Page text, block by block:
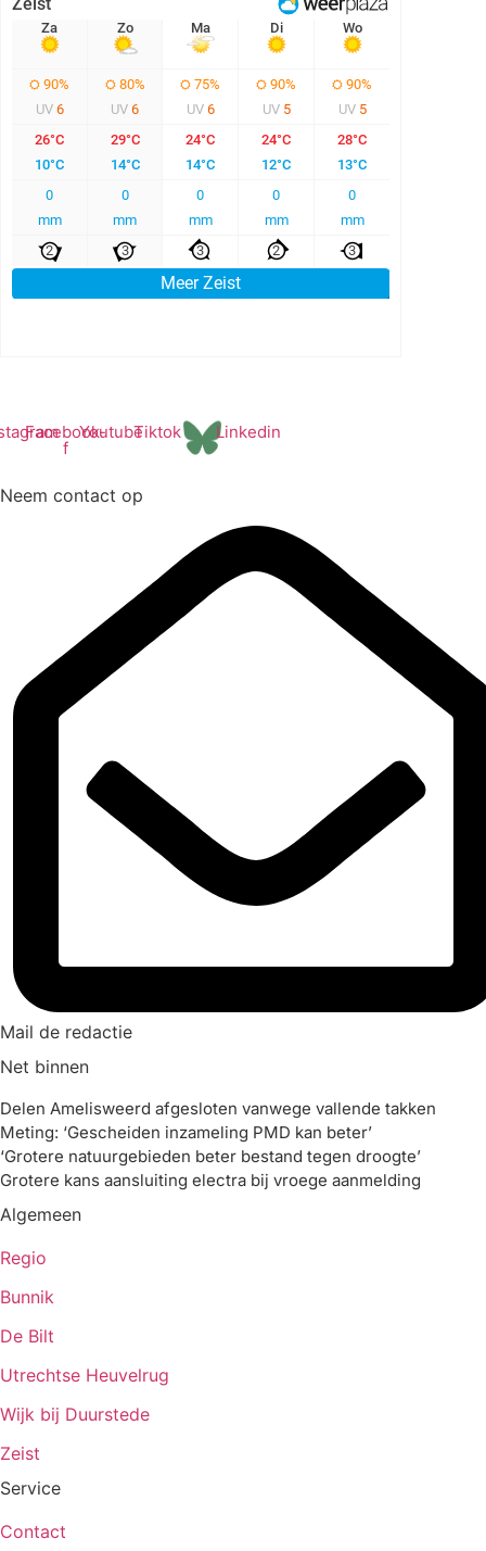
Facebook-
f
YoutubeTiktok Linkedin
Neem contact op
Mail de redactie
Net binnen
Delen Amelisweerd afgesloten vanwege vallende takken
Meting: ‘Gescheiden inzameling PMD kan beter’
‘Grotere natuurgebieden beter bestand tegen droogte’
Grotere kans aansluiting electra bij vroege aanmelding
Algemeen
Regio
Bunnik
De Bilt
Utrechtse Heuvelrug
Wijk bij Duurstede
Zeist
Service
Contact